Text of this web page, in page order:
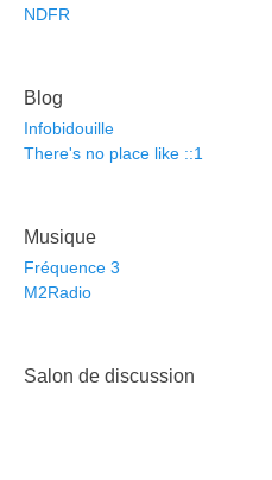
NDFR
Blog
Infobidouille
There's no place like ::1
Musique
Fréquence 3
M2Radio
Salon de discussion